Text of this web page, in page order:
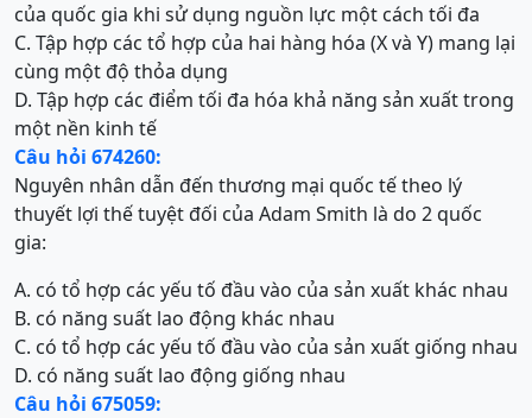
của quốc gia khi sử dụng nguồn lực một cách tối đa
C. Tập hợp các tổ hợp của hai hàng hóa (X và Y) mang lại
cùng một độ thỏa dụng
D. Tập hợp các điểm tối đa hóa khả năng sản xuất trong
một nền kinh tế
Câu hỏi 674260:
Nguyên nhân dẫn đến thương mại quốc tế theo lý
thuyết lợi thế tuyệt đối của Adam Smith là do 2 quốc
gia:
A. có tổ hợp các yếu tố đầu vào của sản xuất khác nhau
B. có năng suất lao động khác nhau
C. có tổ hợp các yếu tố đầu vào của sản xuất giống nhau
D. có năng suất lao động giống nhau
Câu hỏi 675059: